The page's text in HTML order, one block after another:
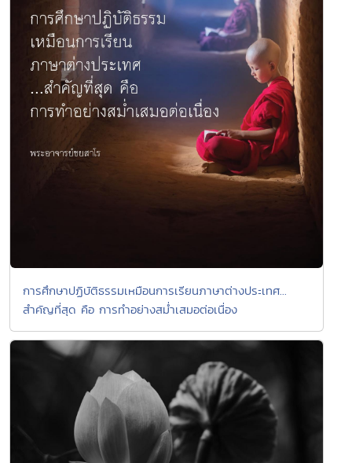
การศึกษาปฏิบัติธรรมเหมือนการเรียนภาษาต่างประเทศ...
สำคัญที่สุด คือ การทำอย่างสม่ำเสมอต่อเนื่อง